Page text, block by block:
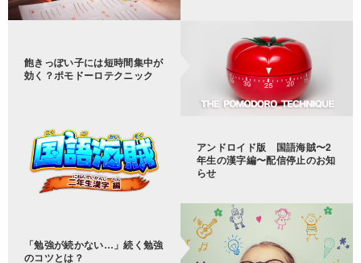
飽きっぽい子には短時間集中が
効く？ポモドーロテクニック
アンドロイド版 国語海賊〜2
年生の漢字編〜配信停止のお知
らせ
「勉強が続かない…」続く勉強
のコツとは？